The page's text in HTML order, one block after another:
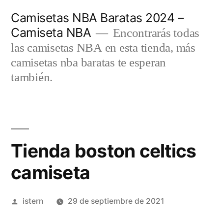
contenido
Camisetas NBA Baratas 2024 –
Camiseta NBA
Encontrarás todas
las camisetas NBA en esta tienda, más
camisetas nba baratas te esperan
también.
Tienda boston celtics
camiseta
Publicado
istern 29 de septiembre de 2021